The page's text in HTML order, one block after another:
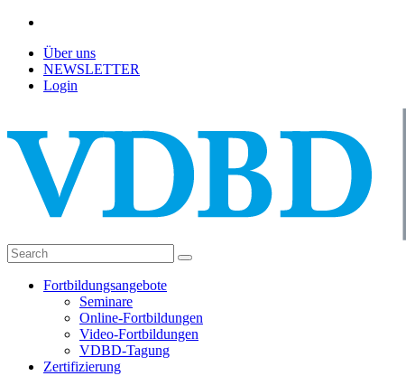
Über uns
NEWSLETTER
Login
Fortbildungsangebote
Seminare
Online-Fortbildungen
Video-Fortbildungen
VDBD-Tagung
Zertifizierung